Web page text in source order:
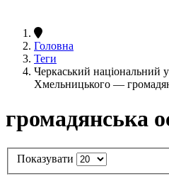
Головна
Теги
Черкаський національний
Хмельницького —
громадянська
Показувати